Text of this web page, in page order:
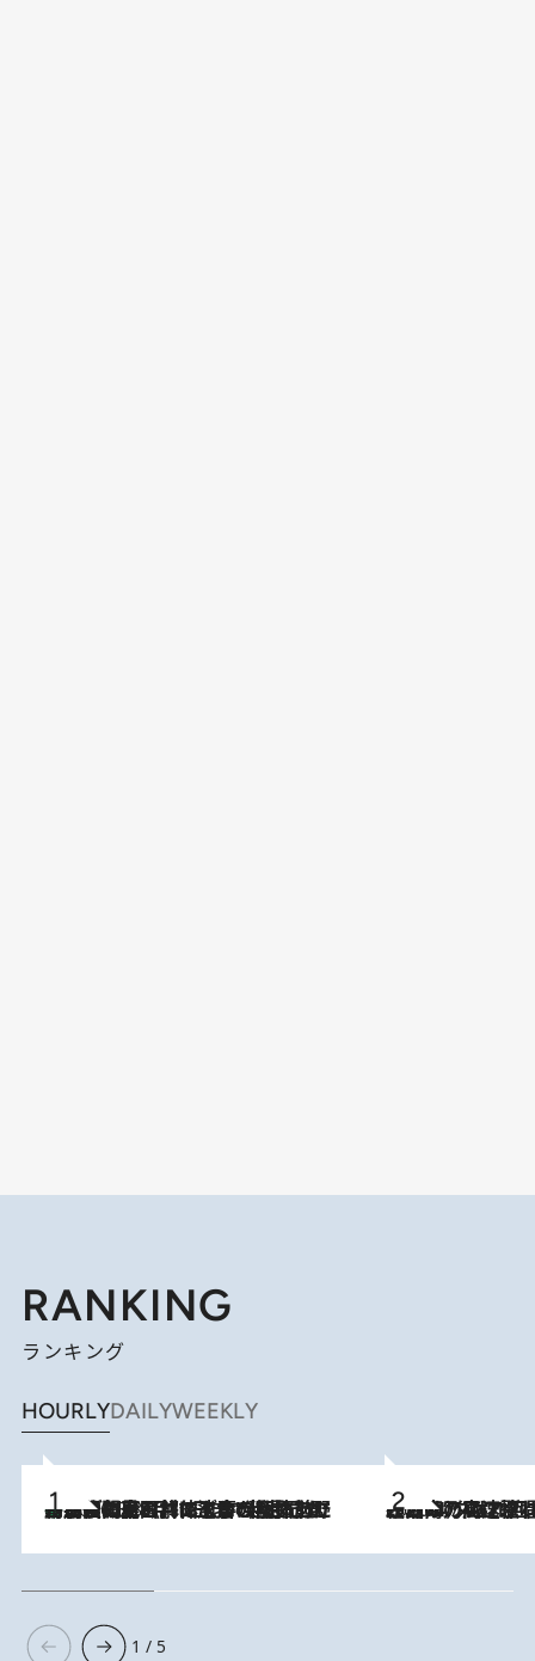
RANKING
ランキング
HOURLYDAILYWEEKLY
2026.8.8
「最後に見られてよかった」上野動物園の東園パンダ舎が解体前に特別公開。8月16日まで延長されたパネル展と共に辿る“半世紀”のパンダ飼育《解体工事の図面あり》 2026.8.7
「湘南乃風に憧れて」観客大盛上がりの“タオル回し”に、ラッパー顔負けの高速歌唱まで…さだまさし（74）のアグレッシブすぎる現在地
1 / 5